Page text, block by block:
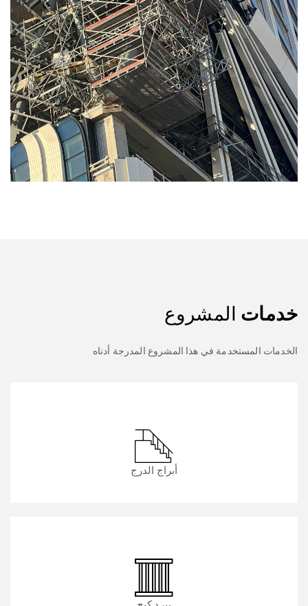
خدمات المشروع
الخدمات المستخدمة في هذا المشروع المدرجة أدناه
أبراج الدرج